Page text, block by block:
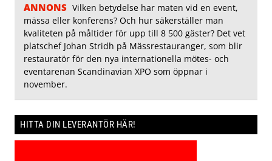
ANNONS Vilken betydelse har maten vid en event,
mässa eller konferens? Och hur säkerställer man
kvaliteten på måltider för upp till 8 500 gäster? Det vet
platschef Johan Stridh på Mässrestauranger, som blir
restauratör för den nya internationella mötes- och
eventarenan Scandinavian XPO som öppnar i
november.
HITTA DIN LEVERANTÖR HÄR!